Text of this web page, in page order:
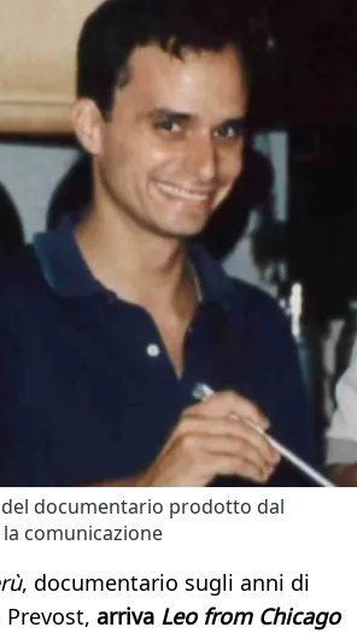
del documentario prodotto dal
comunicazione
, documentario sugli anni di
arriva Leo from Chicago